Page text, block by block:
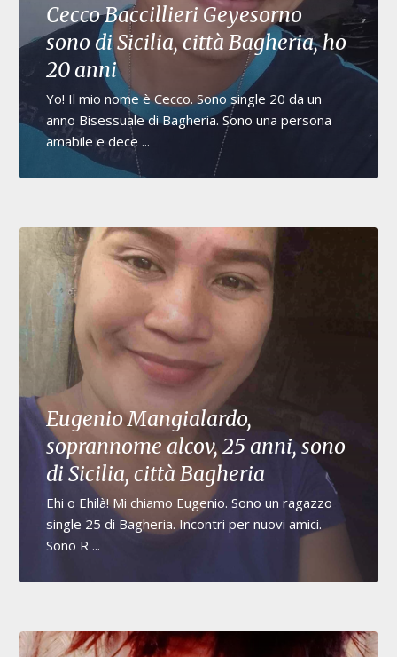
Cecco Baccillieri Geyesorno
sono di Sicilia, città Bagheria, ho
20 anni
Yo! Il mio nome è Cecco. Sono single 20 da un
anno Bisessuale di Bagheria. Sono una persona
amabile e dece ...
Eugenio Mangialardo,
soprannome alcov, 25 anni, sono
di Sicilia, città Bagheria
Ehi o Ehilà! Mi chiamo Eugenio. Sono un ragazzo
single 25 di Bagheria. Incontri per nuovi amici.
Sono R ...